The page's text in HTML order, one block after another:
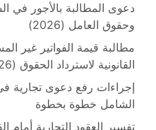
دعوى المطالبة بالأجور في
وحقوق العامل (2026)
مطالبة قيمة الفواتير غير
القانونية لاسترداد الحقوق (2026)
الشامل خطوة بخطوة
تفسير العقود التجارية أمام